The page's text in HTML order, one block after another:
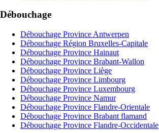
Débouchage
Débouchage Province Antwerpen
Débouchage Région Bruxelles-Capitale
Débouchage Province Hainaut
Débouchage Province Brabant-Wallon
Débouchage Province Liège
Débouchage Province Limbourg
Débouchage Province Luxembourg
Débouchage Province Namur
Débouchage Province Flandre-Orientale
Débouchage Province Brabant flamand
Débouchage Province Flandre-Occidentale